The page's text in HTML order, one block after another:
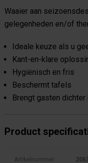
Waaier aan
gelegenheden en/of
Ideale keuze als u
Kant-en-klare
Hygiënisch en fris
Beschermt tafels
Brengt gasten dichter
Product
Artikelnummer